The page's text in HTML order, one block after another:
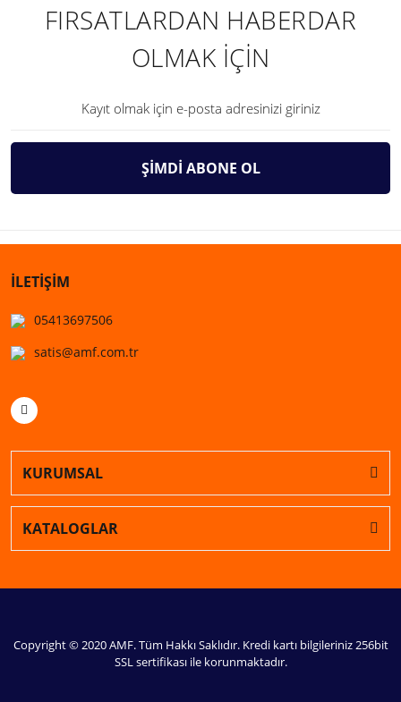
FIRSATLARDAN HABERDAR
OLMAK İÇİN
ŞİMDİ ABONE OL
İLETİŞİM
05413697506
satis@amf.com.tr
KURUMSAL
KATALOGLAR
Copyright © 2020 AMF. Tüm Hakkı Saklıdır. Kredi kartı bilgileriniz 256bit
SSL sertifikası ile korunmaktadır.